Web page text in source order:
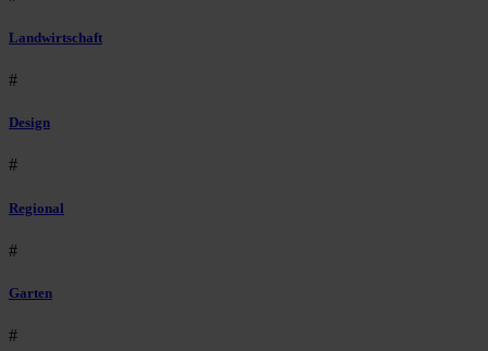
Landwirtschaft
#
Design
#
Regional
#
Garten
#